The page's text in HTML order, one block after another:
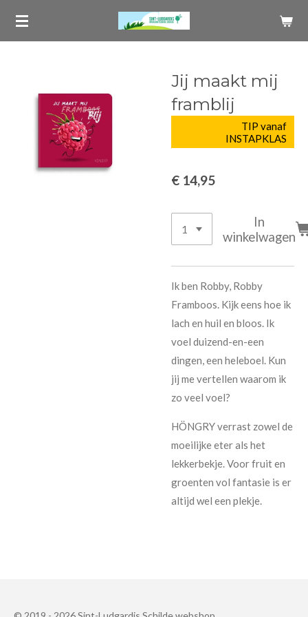
Ga
Jij maakt mij
framblij
TIP vanaf
INSTAPKLAS
€ 14,95
In
winkelwagen
Ik ben Robby, Robby
Framboos. Kijk eens hoe ik
lach en huil en bloos. Ik
voel duizend-en-een
dingen, een heleboel. Kun
jij me vertellen waarom ik
zo veel voel?
HÖNGRY verrast zowel de
moeilijke eter als het
lekkerbekje. Voor fruit en
groenten vol fantasie is er
altijd wel een plekje.